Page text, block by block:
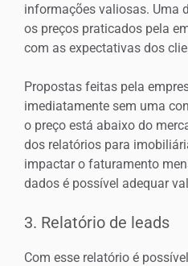
informações valiosas. Uma
os preços praticados pela
com as expectativas dos
Propostas feitas pela
imediatamente sem uma
o preço está abaixo do
dos relatórios para
impactar o faturamento
dados é possível adequar
3. Relatório de leads
Com esse relatório é